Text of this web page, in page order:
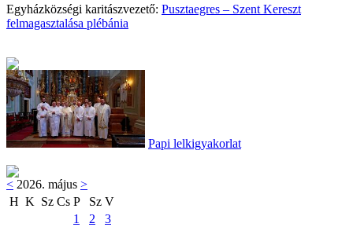
Egyházközségi karitászvezető: Pusztaegres – Szent Kereszt
felmagasztalása plébánia
Papi lelkigyakorlat
< 2026. május >
H K Sz Cs P Sz V
1
2
3